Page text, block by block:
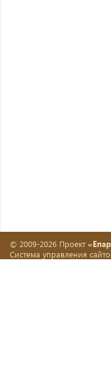
© 2009-2026 Проект
Система управления